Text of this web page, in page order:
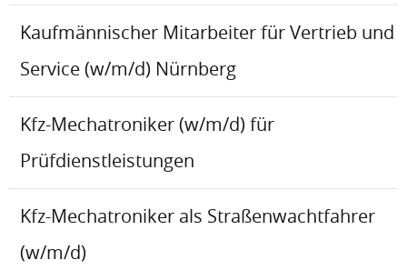
Kaufmännischer Mitarbeiter für Vertrieb und
Service (w/m/d) Nürnberg
Kfz-Mechatroniker (w/m/d) für
Prüfdienstleistungen
Kfz-Mechatroniker als Straßenwachtfahrer
(w/m/d)